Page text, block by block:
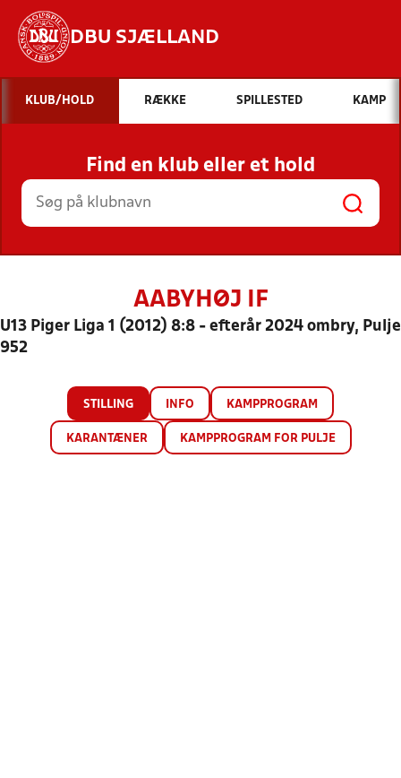
DBU SJÆLLAND
Hvad vil du søge efter?
INDHOLD OG NYHEDER
STILLINGER, RESULTATER, KLUBBER OG
HOLD
KLUB/HOLD RÆKKE SPILLESTED KAMP
Find en klub eller et hold
AABYHØJ IF
U13 Piger Liga 1 (2012) 8:8 - efterår 2024 ombry, Pulje
952
STILLING INFO KAMPPROGRAM
KARANTÆNER KAMPPROGRAM FOR PULJE